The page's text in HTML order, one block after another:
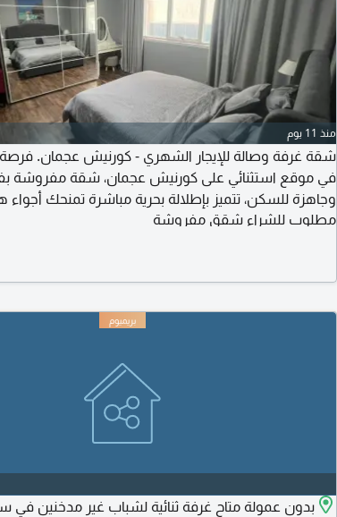
منذ 11 يوم
شقة غرفة وصالة للإيجار الشهري - كورنيش عجمان.
في موقع استثنائي على كورنيش عجمان، شقة مفروشة
وجاهزة للسكن، تتميز بإطلالة بحرية مباشرة تمنحك أجواء
الشهري 4300 درهم يشمل الإيجار.
مطلوب للشراء شقق مفروشة
بدون عمولة متاح غرفة ثنائية لشباب غير مدخنين